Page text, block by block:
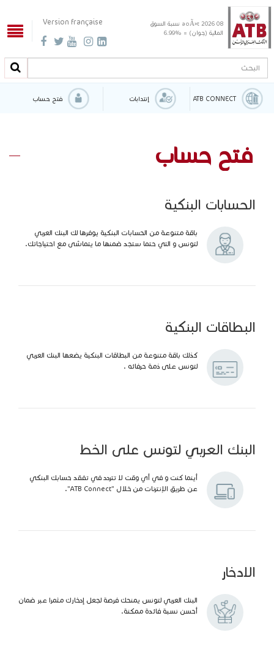
Version française 08 aoÃ»t 2026
نسبة السوق
المالية (جوان) = %6.99
البحث
ATB CONNECT إنتدابات فتح حساب
فتح حساب
الحسابات البنكية
باقة متنوعة من الحسابات البنكية يوفرها لك البنك العربي
لتونس و التي حتما ستجد ضمنها ما يتماشى مع احتياجاتك.
البطاقات البنكية
كذلك باقة متنوعة من البطاقات البنكية يضعها البنك العربي
لتونس على ذمة حرفائه .
البنك العربي لتونس على الخط
أينما كنت و في أي وقت لا تتردد في تفقد حسابك البنكي
عن طريق الإنترنات من خلال "ATB Connect".
الادخار
البنك العربي لتونس يمنحك فرصة لجعل إدخارك مثمرا عبر ضمان
أحسن نسبة فائدة ممكنة.